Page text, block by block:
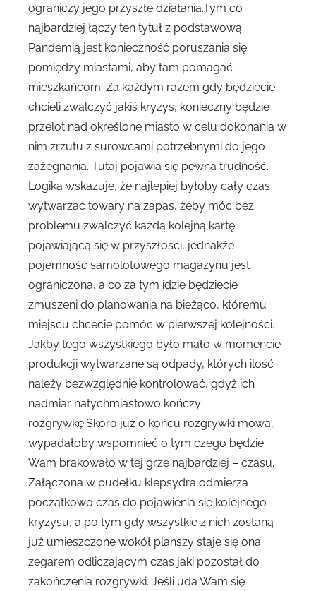
ograniczy jego przyszłe działania.Tym co
najbardziej łączy ten tytuł z podstawową
Pandemią jest konieczność poruszania się
pomiędzy miastami, aby tam pomagać
mieszkańcom. Za każdym razem gdy będziecie
chcieli zwalczyć jakiś kryzys, konieczny będzie
przelot nad określone miasto w celu dokonania w
nim zrzutu z surowcami potrzebnymi do jego
zażegnania. Tutaj pojawia się pewna trudność.
Logika wskazuje, że najlepiej byłoby cały czas
wytwarzać towary na zapas, żeby móc bez
problemu zwalczyć każdą kolejną kartę
pojawiającą się w przyszłości, jednakże
pojemność samolotowego magazynu jest
ograniczona, a co za tym idzie będziecie
zmuszeni do planowania na bieżąco, któremu
miejscu chcecie pomóc w pierwszej kolejności.
Jakby tego wszystkiego było mało w momencie
produkcji wytwarzane są odpady, których ilość
należy bezwzględnie kontrolować, gdyż ich
nadmiar natychmiastowo kończy
rozgrywkę.Skoro już o końcu rozgrywki mowa,
wypadałoby wspomnieć o tym czego będzie
Wam brakowało w tej grze najbardziej – czasu.
Załączona w pudełku klepsydra odmierza
początkowo czas do pojawienia się kolejnego
kryzysu, a po tym gdy wszystkie z nich zostaną
już umieszczone wokół planszy staje się ona
zegarem odliczającym czas jaki pozostał do
zakończenia rozgrywki. Jeśli uda Wam się